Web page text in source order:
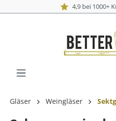
Gläser Weingläser